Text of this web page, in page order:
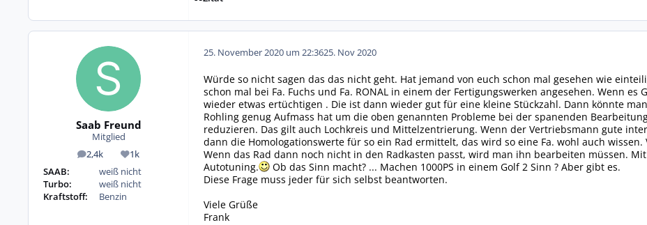
Saab Freund
Mitglied
2,4k
Beiträge 1k
Reputation
SAAB:
weiß nicht
Turbo:
weiß nicht
Kraftstoff:
Benzin
25. November 2020 um 22:3625. Nov 2020
Würde so nicht sagen das das nicht geht. Hat jemand von euch schon mal gesehen wie
schon mal bei Fa. Fuchs und Fa. RONAL in einem der Fertigungswerken angesehen. Wenn
wieder etwas ertüchtigen . Die ist dann wieder gut für eine kleine Stückzahl. Dann könnte
Rohling genug Aufmass hat um die oben genannten Probleme bei der spanenden
reduzieren. Das gilt auch Lochkreis und Mittelzentrierung. Wenn der Vertriebsmann gute
dann die Homologationswerte für so ein Rad ermittelt, das wird so eine Fa. wohl auch
Wenn das Rad dann noch nicht in den Radkasten passt, wird man ihn bearbeiten müssen.
Autotuning.
Ob das Sinn macht? ... Machen 1000PS in einem Golf 2 Sinn ? Aber gibt es.
Diese Frage muss jeder für sich selbst beantworten.
Viele Grüße
Frank